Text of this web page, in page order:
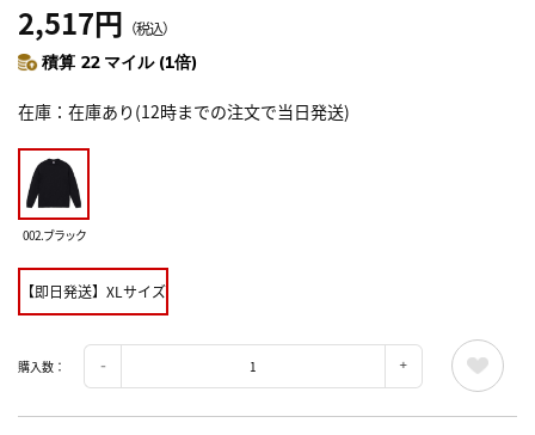
2,517円 （税込）
積算 22 マイル (1倍)
在庫 在庫あり(12時までの注文で当日発送)
002.ブラック
【即日発送】XLサイズ
購入数：